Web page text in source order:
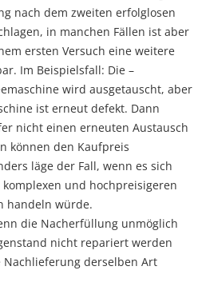
nach dem zweiten erfolglosen
in manchen Fällen ist aber
ersten Versuch eine weitere
Im Beispielsfall: Die –
wird ausgetauscht, aber
ist erneut defekt. Dann
nicht einen erneuten Austausch
können den Kaufpreis
läge der Fall, wenn es sich
und hochpreisigeren
handeln würde.
die Nacherfüllung unmöglich
nicht repariert werden
Nachlieferung derselben Art